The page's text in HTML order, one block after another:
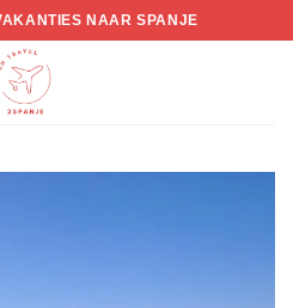
NAAR SPANJE